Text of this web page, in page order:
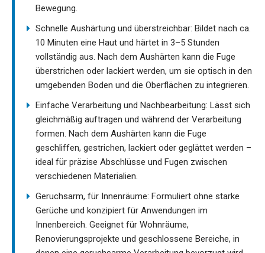
Bewegung.
Schnelle Aushärtung und überstreichbar: Bildet nach ca.
10 Minuten eine Haut und härtet in 3–5 Stunden
vollständig aus. Nach dem Aushärten kann die Fuge
überstrichen oder lackiert werden, um sie optisch in den
umgebenden Boden und die Oberflächen zu integrieren.
Einfache Verarbeitung und Nachbearbeitung: Lässt sich
gleichmäßig auftragen und während der Verarbeitung
formen. Nach dem Aushärten kann die Fuge
geschliffen, gestrichen, lackiert oder geglättet werden –
ideal für präzise Abschlüsse und Fugen zwischen
verschiedenen Materialien.
Geruchsarm, für Innenräume: Formuliert ohne starke
Gerüche und konzipiert für Anwendungen im
Innenbereich. Geeignet für Wohnräume,
Renovierungsprojekte und geschlossene Bereiche, in